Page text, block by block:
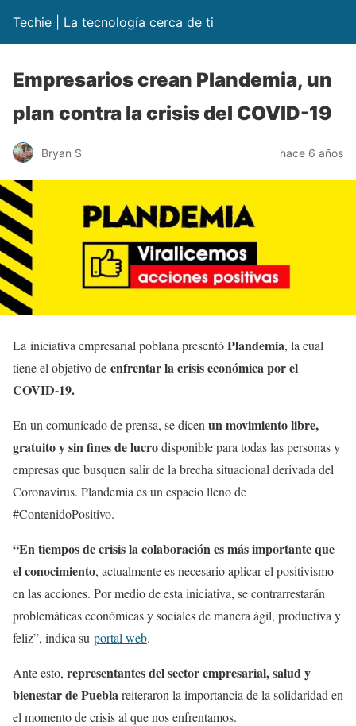
Techie | La tecnología cerca de ti
Empresarios crean Plandemia, un
plan contra la crisis del COVID-19
Bryan S hace 6 años
La iniciativa empresarial poblana presentóPlandemia, la cual
tiene el objetivo de enfrentar la crisis económica por el
COVID-19.
En un comunicado de prensa, se dicen un movimiento libre,
gratuito y sin fines de lucrodisponible para todas las personas y
empresas que busquen salir de la brecha situacional derivada del
Coronavirus. Plandemia es un espacio lleno de
#ContenidoPositivo.
“En tiempos de crisis la colaboración es más importante que
el conocimiento, actualmente es necesario aplicar el positivismo
en las acciones. Por medio de esta iniciativa, se contrarrestarán
problemáticas económicas y sociales de manera ágil, productiva y
feliz”, indica su portal web.
Ante esto, representantes del sector empresarial, salud y
bienestar de Puebla reiteraron la importancia de la solidaridad en
el momento de crisis al que nos enfrentamos.